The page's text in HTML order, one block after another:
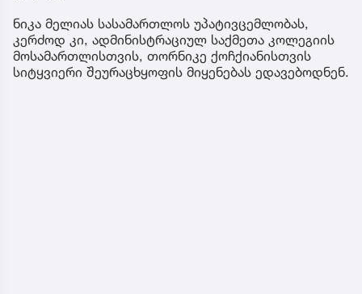
ნიკა მელიას სასამართლოს უპატივცემლობას,
კერძოდ კი, ადმინისტრაციულ საქმეთა კოლეგიის
მოსამართლისთვის, თორნიკე ქოჩქიანისთვის
სიტყვიერი შეურაცხყოფის მიყენებას ედავებოდნენ.